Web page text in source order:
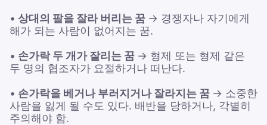
• 상대의 팔을 잘라 버리는 꿈 → 경쟁자나 자기에게
해가 되는 사람이 없어지는 꿈.
• 손가락 두 개가 잘리는 꿈 → 형제 또는 형제 같은
두 명의 협조자가 요절하거나 떠난다.
• 손가락을 베거나 부러지거나 잘라지는 꿈 → 소중한
사람을 잃게 될 수도 있다. 배반을 당하거나, 각별히
주의해야 함.